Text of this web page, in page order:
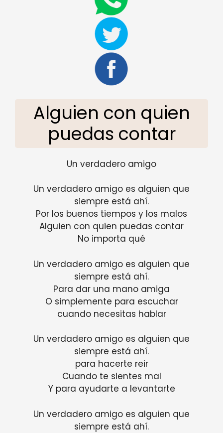
Alguien con quien
puedas contar
Un verdadero amigo
Un verdadero amigo es alguien que
siempre está ahí.
Por los buenos tiempos y los malos
Alguien con quien puedas contar
No importa qué
Un verdadero amigo es alguien que
siempre está ahí.
Para dar una mano amiga
O simplemente para escuchar
cuando necesitas hablar
Un verdadero amigo es alguien que
siempre está ahí.
para hacerte reir
Cuando te sientes mal
Y para ayudarte a levantarte
Un verdadero amigo es alguien que
siempre está ahí.